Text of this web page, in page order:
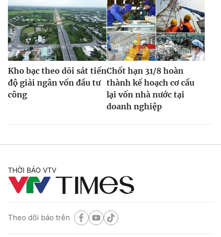
Kho bạc theo dõi sát tiến
độ giải ngân vốn đầu tư
công
Chốt hạn 31/8 hoàn
thành kế hoạch cơ cấu
lại vốn nhà nước tại
doanh nghiệp
THỜI BÁO VTV
Theo dõi báo trên